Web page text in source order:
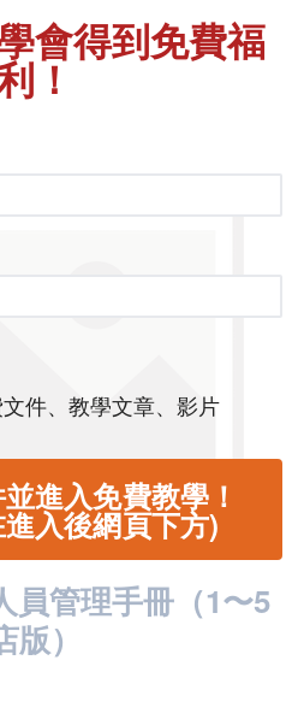
會得到免費福
！
件、教學文章、影片
員管理手冊（​​1〜5
版）